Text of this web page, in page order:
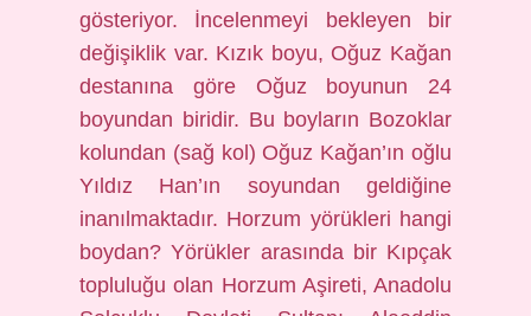
gösteriyor. İncelenmeyi bekleyen bir
değişiklik var. Kızık boyu, Oğuz Kağan
destanına göre Oğuz boyunun 24
boyundan biridir. Bu boyların Bozoklar
kolundan (sağ kol) Oğuz Kağan’ın oğlu
Yıldız Han’ın soyundan geldiğine
inanılmaktadır. Horzum yörükleri hangi
boydan? Yörükler arasında bir Kıpçak
topluluğu olan Horzum Aşireti, Anadolu